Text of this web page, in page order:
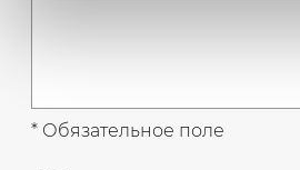
* Обязательное поле